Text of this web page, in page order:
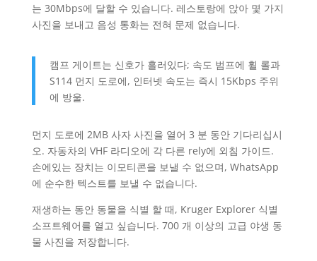
는 30Mbps에 달할 수 있습니다. 레스토랑에 앉아 몇 가지
사진을 보내고 음성 통화는 전혀 문제 없습니다.
캠프 게이트는 신호가 흘러있다; 속도 범프에 휠 롤과
S114 먼지 도로에, 인터넷 속도는 즉시 15Kbps 주위
에 방울.
먼지 도로에 2MB 사자 사진을 열어 3 분 동안 기다리십시
오. 자동차의 VHF 라디오에 각 다른 rely에 외침 가이드.
손에있는 장치는 이모티콘을 보낼 수 없으며, WhatsApp
에 순수한 텍스트를 보낼 수 없습니다.
재생하는 동안 동물을 식별 할 때, Kruger Explorer 식별
소프트웨어를 열고 싶습니다. 700 개 이상의 고급 야생 동
물 사진을 저장합니다.